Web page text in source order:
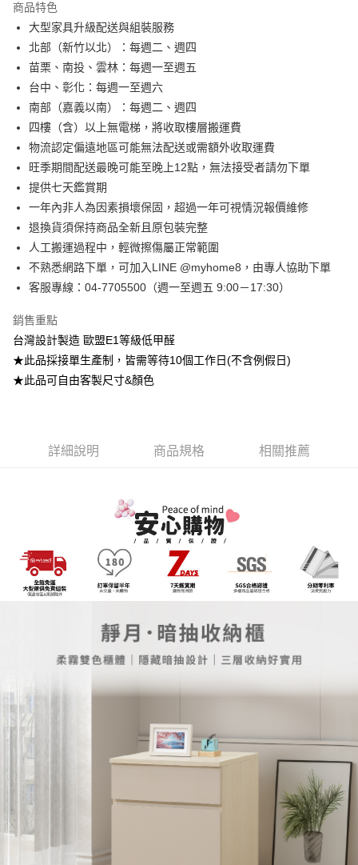
合作金庫商業銀行
華南商業銀行
上海商業儲蓄銀行
台北富邦商業銀行
國泰世華商業銀行
兆豐國際商業銀行
臺灣中小企業銀行
匯豐（台灣）商業銀行
聯邦商業銀行
元大商業銀行
永豐商業銀行
玉山商業銀行
星展（台灣）商業銀行
台新國際商業銀行
中國信託商業銀行
台灣樂天信用卡公司
6 期 0 利率 每期
華南商業銀行
彰化商業銀行
上海商業儲蓄銀行
台北富邦商業銀行
國泰世華商業銀行
臺灣中小企業銀行
台中商業銀行
匯豐（台灣）商業銀行
華泰商業銀行
聯邦商業銀行
遠東國際商業銀行
元大商業銀行
永豐商業銀行
玉山商業銀行
星展（台灣）商業銀行
台新國際商業銀行
台灣樂天信用卡公司
LINE Pay
Apple Pay
街口支付
悠遊付
Google Pay
全盈+PAY
大哥付你分期
相關說明
1.本服務由台灣大哥大提供，台灣大哥大用戶可立即使用無須另外申請。
2.付款方式選擇「大哥付你分期」，訂單成立後會自動跳轉到大哥付的交易
成交易。
4.訂單成立30分鐘內，如未前往確認交易或遇審核未通過，訂單將自動取
消。如遇「轉專審核」未通過狀況，表示未達大哥付你分期系統評分，恕無
法說明評估內容。
【繳款方式說明】
帳／街口支付／iPASS MONEY」等通路繳費。
用戶於交易時，得透過本服務購買商品或服務，並由商店將買賣／分期付款
買賣價金債權讓與本公司後，依約使用本公司帳單繳交帳款。
2.基於同意付款使用「大哥付你分期」之契約關係目的，商店將以您的個人
資料（包含姓名、電話或地址）提供予台灣大哥大進項蒐集、處理及利用，
由本公司與您本人進行分期帳單所需資料之確認、核對及更正。
3.完整用戶服務條款，請詳閱以下連結：https://oppay.tw/userRule
AFTEE先享後付
相關說明
AFTEE先享後付是「在收到商品之後才付款」的支付方式。 讓您購物簡單
便利好安心！
２．便利：只要手機號碼，簡訊認證，即可結帳。
３．安心：先確認商品／服務後，再付款。
２．訂單成立數日內，您將收到繳費通知簡訊。
購買商品的店家。未經商家同意取消之訂單仍視為有效，需透過AFTEE先享
※ 交易是否成功請以「AFTEE先享後付 」之結帳頁面顯示為準，若有關於
是否繳費成功／繳費後需取消欲退款等相關疑問，請聯繫「AFTEE先享後付
客戶支援中心」
https://netprotections.freshdesk.com/support/home
【注意事項】
易，需依本服務之必要範圍內提供個人資料，並將交易相關給付款項請求債
權轉讓予恩沛科技股份有限公司。
２．關於個人資料處理事宜，請瀏覽以下網址：
https://aftee.tw/terms/#terms3
「AFTEE先享後付」，若未經同意申辦者引起之損失，本公司不負相關責
任。
４．使用「AFTEE先享後付」時，將依據個別帳號之用戶狀況，依本公司即
時審查核予不同之上限額度；若仍有額度不足之情形，本公司將視審查結果
請求用戶進行身份認證。
５．嚴禁一人註冊多個帳號或使用他人資訊註冊。若發現惡意使用之情形，
恩沛科技股份有限公司將有權停止該用戶之使用額度並採取法律行動。
ATM付款
運送方式
➤一般商品『宅配寄送』：1.車趟為週一至六 2.無組裝，只送至一
➤大型傢俱『免費組裝』：1.車趟為週二、週四 2.可指定日期，無
每筆NT$3,000，滿NT$1(含以上)免運費
商品特色
大型家具升級配送與組裝服務
北部（新竹以北）：每週二、週四
苗栗、南投、雲林：每週一至週五
台中、彰化：每週一至週六
南部（嘉義以南）：每週二、週四
四樓（含）以上無電梯，將收取樓層搬運費
物流認定偏遠地區可能無法配送或需額外收取運費
旺季期間配送最晚可能至晚上12點，無法接受者請勿下單
提供七天鑑賞期
一年內非人為因素損壞保固，超過一年可視情況報價維修
退換貨須保持商品全新且原包裝完整
人工搬運過程中，輕微擦傷屬正常範圍
不熟悉網路下單，可加入LINE @myhome8，由專人協助下單
客服專線：04-7705500（週一至週五 9:00－17:30）
銷售重點
台灣設計製造 歐盟E1等級低甲醛
★此品採接單生產制，皆需等待10個工作日(不含例假日)
★此品可自由客製尺寸&顏色
詳細說明 商品規格 相關推薦